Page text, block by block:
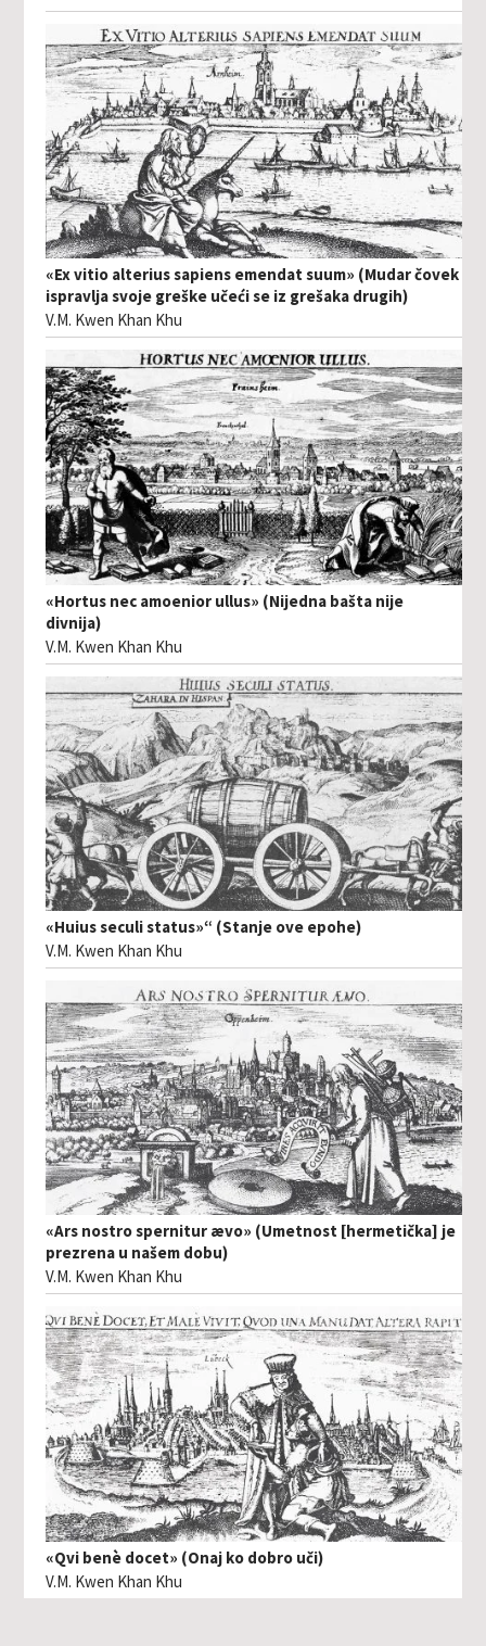
«Ex vitio alterius sapiens emendat suum» (Mudar čovek
ispravlja svoje greške učeći se iz grešaka drugih)
V.M. Kwen Khan Khu
«Hortus nec amoenior ullus» (Nijedna bašta nije
divnija)
V.M. Kwen Khan Khu
«Huius seculi status»“ (Stanje ove epohe)
V.M. Kwen Khan Khu
«Ars nostro spernitur ævo» (Umetnost [hermetička] je
prezrena u našem dobu)
V.M. Kwen Khan Khu
«Qvi benè docet» (Onaj ko dobro uči)
V.M. Kwen Khan Khu